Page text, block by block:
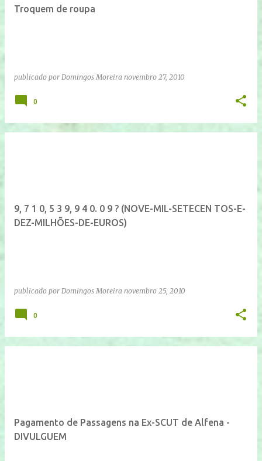
Troquem de roupa
publicado por Domingos Moreira novembro 27, 2010
0
9, 7 1 0, 5 3 9, 9 4 0. 0 9 ? (NOVE-MIL-SETECEN TOS-E-
DEZ-MILHÕES-DE-EUROS)
publicado por Domingos Moreira novembro 25, 2010
0
Pagamento de Passagens na Ex-SCUT de Alfena -
DIVULGUEM